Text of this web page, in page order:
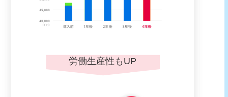
労働生産性もUP